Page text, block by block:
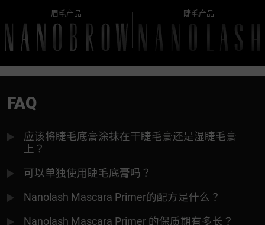
眉毛产品 睫毛产品
FAQ
应该将睫毛底膏涂抹在干睫毛膏还是湿睫毛膏
上？
可以单独使用睫毛底膏吗？
Nanolash Mascara Primer的配方是什么？
Nanolash Mascara Primer 的保质期有多长？